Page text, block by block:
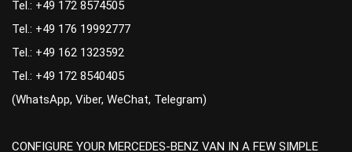
Tel.: +49 172 8574505
Tel.: +49 176 19992777
Tel.: +49 162 1323592
Tel.: +49 172 8540405
(WhatsApp, Viber, WeChat, Telegram)
CONFIGURE YOUR MERCEDES-BENZ VAN IN A FEW SIMPLE